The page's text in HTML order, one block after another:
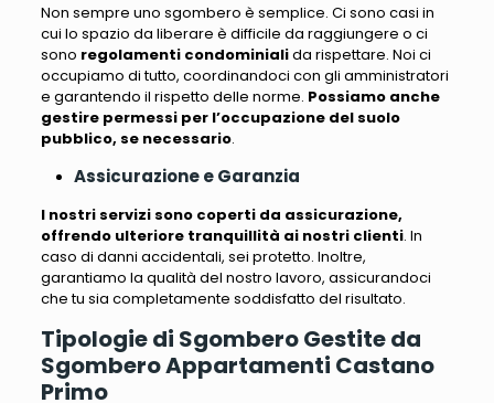
Non sempre uno sgombero è semplice. Ci sono casi in
cui lo spazio da liberare è difficile da raggiungere o ci
sono regolamenti condominialida rispettare. Noi ci
occupiamo di tutto, coordinandoci con gli amministratori
e garantendo il rispetto delle norme. Possiamo anche
gestire permessi per l’occupazione del suolo
pubblico, se necessario.
Assicurazione e Garanzia
I nostri servizi sono coperti da assicurazione,
offrendo ulteriore tranquillità ai nostri clienti. In
caso di danni accidentali, sei protetto. Inoltre,
garantiamo la qualità del nostro lavoro, assicurandoci
che tu sia completamente soddisfatto del risultato.
Tipologie di Sgombero Gestite da
Sgombero Appartamenti Castano
Primo